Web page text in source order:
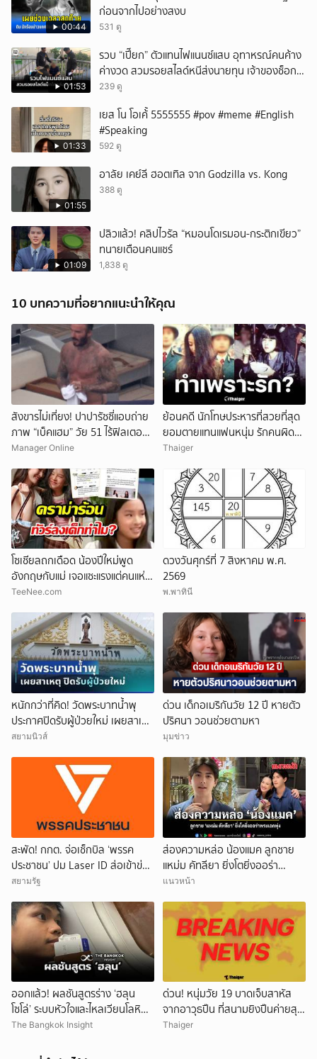
00:44
ก่อนจากไปอย่างสงบ
531 ดู
01:53
รวบ “เปี๊ยก” ตัวแทนไฟแนนซ์แสบ อุทาหรณ์คนค้าง
ค่างวด สวมรอยสไลด์หนีส่งนายทุน เจ้าของช็อก
หนี้ยังอยู่ - รถปลิว เสียหายกว่า 600,000 บาท
239 ดู
01:33
เยส โน โอเค้้้้ 5555555 #pov #meme #English
#Speaking
592 ดู
01:55
อาลัย เคย์ลี ฮอตเทิล จาก Godzilla vs. Kong
388 ดู
01:09
ปลิวแล้ว! คลิปไวรัล “หมอนโดเรมอน-กระติกเขียว”
ทนายเตือนคนแชร์
1,838 ดู
10 บทความที่อยากแนะนำให้คุณ
สังขารไม่เที่ยง! ปาปารัซซี่แอบถ่าย
ภาพ “เบ็คแฮม” วัย 51 ไร้ฟิลเตอร์
เผยให้เห็นผมบาง-ศีรษะล้าน
Manager Online
ย้อนคดี นักโทษประหารที่สวยที่สุด
ยอมตายแทนแฟนหนุ่ม รักคนผิด
ชีวิตดิ่งเหว
Thaiger
โซเชียลถกเดือด น้องปีใหม่พูด
อังกฤษกับแม่ เจอแซะแรงแต่คนแห่
ปกป้อง
TeeNee.com
ดวงวันศุกร์ที่ 7 สิงหาคม พ.ศ.
2569
พ.พาทินี
หนักกว่าที่คิด! วัดพระบาทน้ำพุ
ประกาศปิดรับผู้ป่วยใหม่ เผยสาเหตุ
สุดสะเทือนใจ
สยามนิวส์
ด่วน เด็กอเมริกันวัย 12 ปี หายตัว
ปริศนา วอนช่วยตามหา
มุมข่าว
สะพัด! กกต. จ่อเช็กบิล ‘พรรค
ประชาชน’ ปม Laser ID ส่อเข้าข่าย
ยุบพรรคตาม ม.92
สยามรัฐ
ส่องความหล่อ น้องแมค ลูกชาย
แหม่ม คัทลียา ยิ่งโตยิ่งออร่า
พระเอกพุ่ง
แนวหน้า
ออกแล้ว! ผลชันสูตรร่าง ‘ฮลุน
โซโล่’ ระบบหัวใจและไหลเวียนโลหิต
ล้มเหลว
The Bangkok Insight
ด่วน! หนุ่มวัย 19 บาดเจ็บสาหัส
จากอาวุธปืน ที่สนามยิงปืนค่ายสุร
นารี โคราช ตำรวจเร่งสอบสาเหตุ
Thaiger